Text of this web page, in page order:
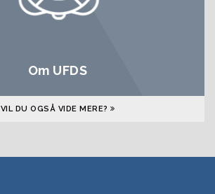
Om UFDS
VIL DU OGSÅ VIDE MERE?